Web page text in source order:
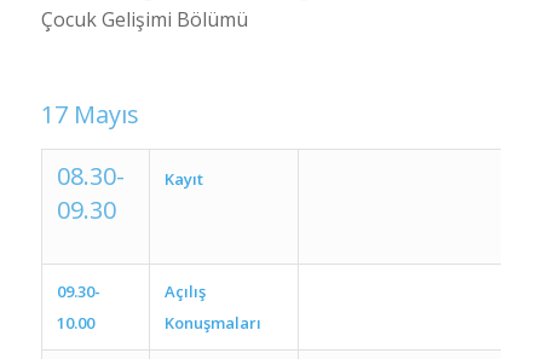
Çocuk Gelişimi Bölümü
17 Mayıs
08.30-
09.30
Kayıt
09.30-
10.00
Açılış
Konuşmaları